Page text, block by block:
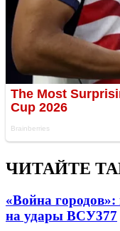
ЧИТАЙТЕ
«Война
на удары ВСУ377